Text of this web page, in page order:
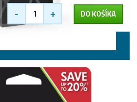
- + DO KOŠÍKA